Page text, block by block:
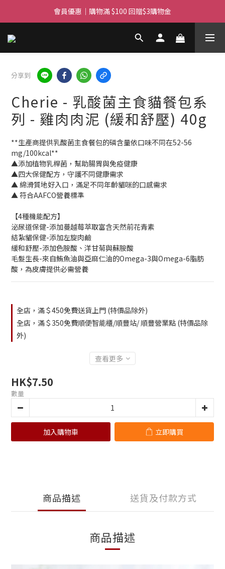
滿$450免費送貨上門 I 滿$350免運 順豐自取
會員優惠｜購物滿 $100 回贈$3購物金
滿$450免費送貨上門 I 滿$350免運 順豐自取
分享到
Cherie - 乳酸菌主食貓餐包系
列 - 雞肉肉泥 (緩和舒壓) 40g
**生產商提供乳酸菌主食餐包的磷含量依口味不同在52-56
mg/100kcal**
▲添加植物乳桿菌，幫助腸胃與免疫健康
▲四大保健配方，守護不同健康需求
▲ 綿滑質地好入口，滿足不同年齡貓咪的口感需求
▲ 符合AAFCO營養標準
【4種機能配方】
泌尿道保健-添加蔓越莓萃取富含天然前花青素
結紮貓保健-添加左旋肉鹼
緩和舒壓-添加色胺酸、洋甘菊與蘇胺酸
毛髮生長-來自鮪魚油與亞麻仁油的Omega-3與Omega-6脂肪
酸，為皮膚提供必需營養
全店，滿＄450免費送貨上門 (特價品除外)
全店，滿＄350免費順便智能櫃/順豐站/ 順豐營業點 (特價品除
外)
查看更多
HK$7.50
數量
加入購物車 立即購買
商品描述 送貨及付款方式
商品描述